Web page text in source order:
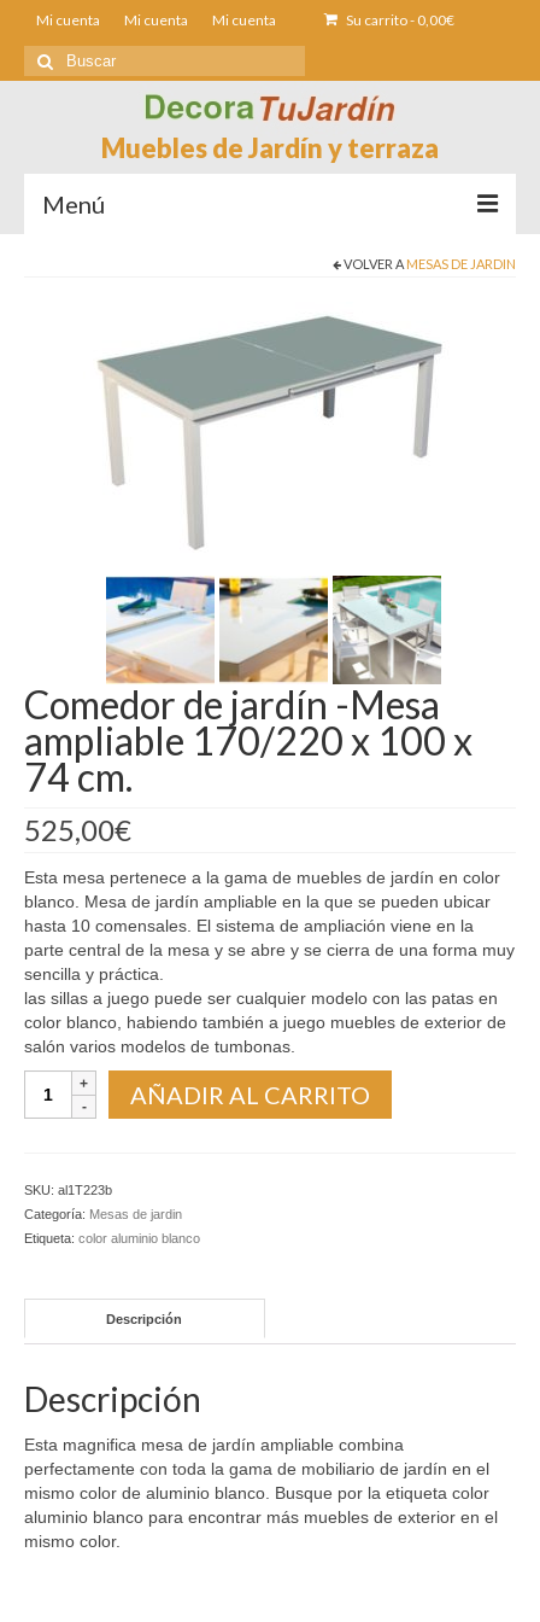
Mi cuenta Mi cuenta Mi cuenta Su carrito- 0,00€
Buscar
por:
Muebles de Jardín y terraza
Menú
Mesas de jardín
Tumbonas
Fundas muebles Jardín
Barcelona
VOLVER A MESAS DE JARDIN
Comedor de jardín -Mesa
ampliable 170/220 x 100 x
74 cm.
525,00€
Esta mesa pertenece a la gama de muebles de jardín en color
blanco. Mesa de jardín ampliable en la que se pueden ubicar
hasta 10 comensales. El sistema de ampliación viene en la
parte central de la mesa y se abre y se cierra de una forma muy
sencilla y práctica.
las sillas a juego puede ser cualquier modelo con las patas en
color blanco, habiendo también a juego muebles de exterior de
salón varios modelos de tumbonas.
Comedor
170/220
x
cm.
AÑADIR AL CARRITO
SKU: al1T223b
Categoría: Mesas de jardin
Etiqueta: color aluminio blanco
Descripción
Descripción
Esta magnifica mesa de jardín ampliable combina
perfectamente con toda la gama de mobiliario de jardín en el
mismo color de aluminio blanco. Busque por la etiqueta color
aluminio blanco para encontrar más muebles de exterior en el
mismo color.